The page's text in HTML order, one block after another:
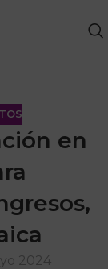
en
2024